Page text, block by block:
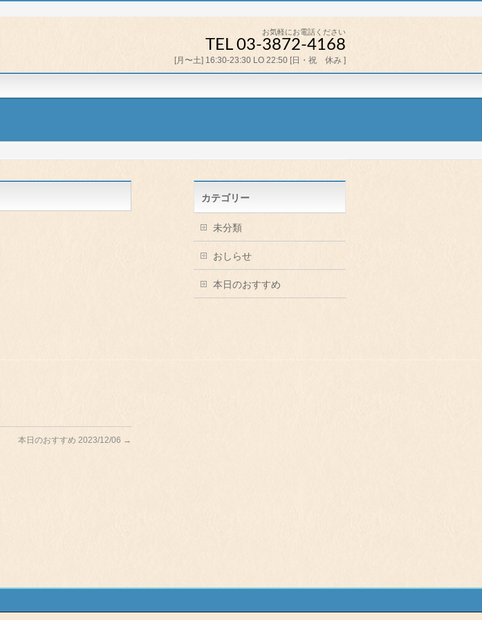
お気軽にお電話ください
TEL 03-3872-4168
[月〜土] 16:30-23:30 LO 22:50 [日・祝 休み ]
本日のおすすめ 2023/12/06 →
カテゴリー
未分類
おしらせ
本日のおすすめ